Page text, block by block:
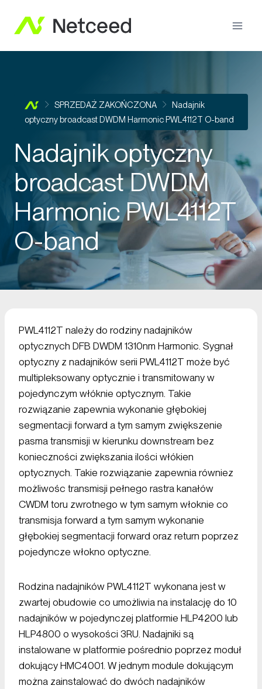
SPRZEDAŻ ZAKOŃCZONA
Nadajnik
optyczny broadcast DWDM Harmonic PWL4112T O-band
Nadajnik optyczny
broadcast DWDM
Harmonic PWL4112T
O-band
PWL4112T należy do rodziny nadajników
optycznych DFB DWDM 1310nm Harmonic. Sygnał
optyczny z nadajników serii PWL4112T może być
multipleksowany optycznie i transmitowany w
pojedynczym włóknie optycznym. Takie
rozwiązanie zapewnia wykonanie głębokiej
segmentacji forward a tym samym zwiększenie
pasma transmisji w kierunku downstream bez
konieczności zwiększania ilości włókien
optycznych. Takie rozwiązanie zapewnia równiez
możliwośc transmisji pełnego rastra kanałów
CWDM toru zwrotnego w tym samym włoknie co
transmisja forward a tym samym wykonanie
głębokiej segmentacji forward oraz return poprzez
pojedyncze włokno optyczne.
Rodzina nadajników PWL4112T wykonana jest w
zwartej obudowie co umożliwia na instalację do 10
nadajników w pojedynczej platformie HLP4200 lub
HLP4800 o wysokości 3RU. Nadajniki są
instalowane w platformie pośrednio poprzez moduł
dokujący HMC4001. W jednym module dokującym
można zainstalować do dwóch nadajników